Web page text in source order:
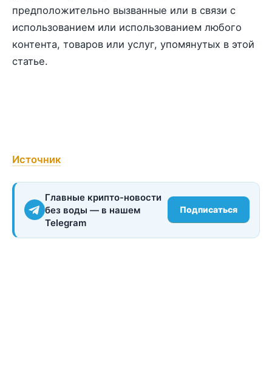
предположительно вызванные или в связи с
использованием или использованием любого
контента, товаров или услуг, упомянутых в этой
статье.
Источник
Главные крипто-новости
без воды — в нашем
Telegram
Подписаться